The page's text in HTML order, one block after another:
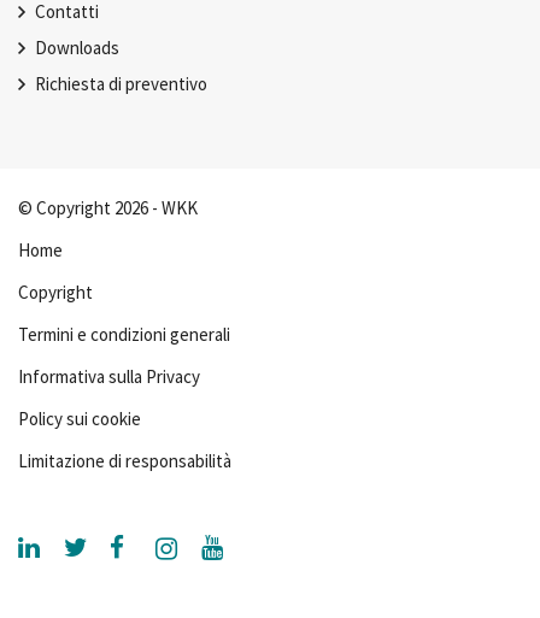
Contatti
Downloads
Richiesta di preventivo
© Copyright 2026 - WKK
Home
Copyright
Termini e condizioni generali
Informativa sulla Privacy
Policy sui cookie
Limitazione di responsabilità